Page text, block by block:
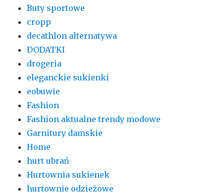
Buty sportowe
cropp
decathlon alternatywa
DODATKI
drogeria
eleganckie sukienki
eobuwie
Fashion
Fashion aktualne trendy modowe
Garnitury damskie
Home
hurt ubrań
Hurtownia sukienek
hurtownie odzieżowe